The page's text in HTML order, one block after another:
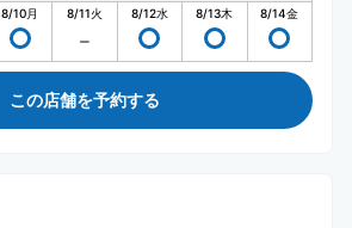
8/10月 8/11火 8/12水 8/13木 8/14金
この店舗を予約する